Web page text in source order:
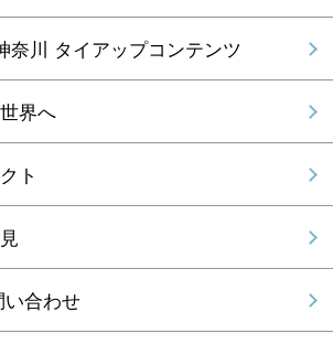
奈川 タイアップコンテンツ
界へ
ト
合わせ